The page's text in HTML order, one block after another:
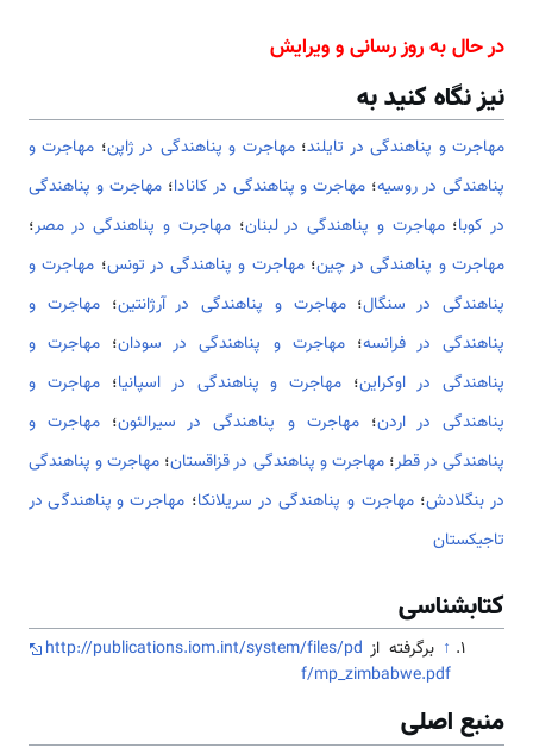
در حال به روز رسانی و ویرایش
نیز نگاه کنید به
مهاجرت و پناهندگی در تایلند؛مهاجرت و پناهندگی در ژاپن؛ مهاجرت و
پناهندگی در روسیه؛ مهاجرت و پناهندگی در کانادا؛مهاجرت و پناهندگی
در کوبا؛مهاجرت و پناهندگی در لبنان؛مهاجرت و پناهندگی در مصر؛
مهاجرت و پناهندگی در چین؛مهاجرت و پناهندگی در تونس؛ مهاجرت و
پناهندگی در سنگال؛مهاجرت و پناهندگی در آرژانتین؛مهاجرت و
پناهندگی در فرانسه؛مهاجرت و پناهندگی در سودان؛ مهاجرت و
پناهندگی در اوکراین؛ مهاجرت و پناهندگی در اسپانیا؛مهاجرت و
پناهندگی در اردن؛مهاجرت و پناهندگی در سیرالئون؛ مهاجرت و
پناهندگی در قطر؛مهاجرت و پناهندگی در قزاقستان؛ مهاجرت و پناهندگی
در بنگلادش؛مهاجرت و پناهندگی در سریلانکا؛ مهاجرت و پناهندگی در
تاجیکستان
کتابشناسی
↑ برگرفته از http://publications.iom.int/system/files/pd
f/mp_zimbabwe.pdf
منبع اصلی